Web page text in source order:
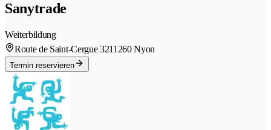
Sanytrade
Weiterbildung
Route de Saint-Cergue 3211260 Nyon
Termin reservieren